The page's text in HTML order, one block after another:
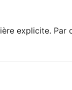
explicite. Par